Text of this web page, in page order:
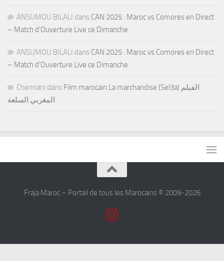
ANSUMOU BILALI dans CAN 2025 : Maroc vs Comores en Direct
– Match d’Ouverture Live ce Dimanche
ANSUMOU BILALI dans CAN 2025 : Maroc vs Comores en Direct
– Match d’Ouverture Live ce Dimanche
Chennani dans Film marocain La marchandise (Sel3a) الفيلم
المغربي السلعة
Fraja Maroc – Portail de tous les Marocains © 2009-2026